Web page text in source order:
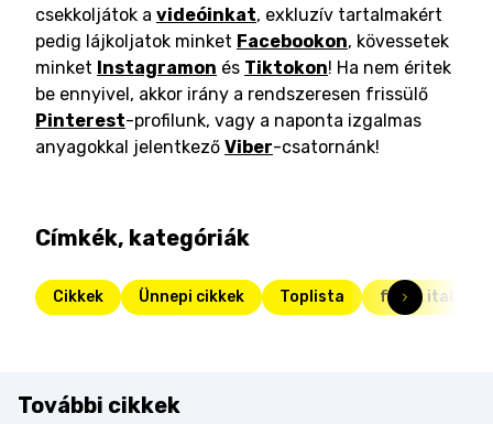
csekkoljátok a videóinkat, exkluzív tartalmakért
pedig lájkoljatok minket Facebookon, kövessetek
minket Instagramon és Tiktokon! Ha nem éritek
be ennyivel, akkor irány a rendszeresen frissülő
Pinterest-profilunk, vagy a naponta izgalmas
anyagokkal jelentkező Viber-csatornánk!
Címkék, kategóriák
Cikkek Ünnepi cikkek Toplista forró ital
További cikkek